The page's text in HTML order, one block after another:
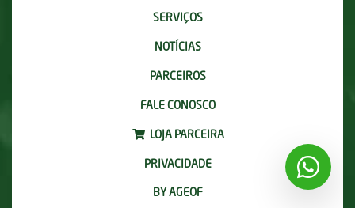
SERVIÇOS
NOTÍCIAS
PARCEIROS
FALE CONOSCO
LOJA PARCEIRA
PRIVACIDADE
BY AGEOF